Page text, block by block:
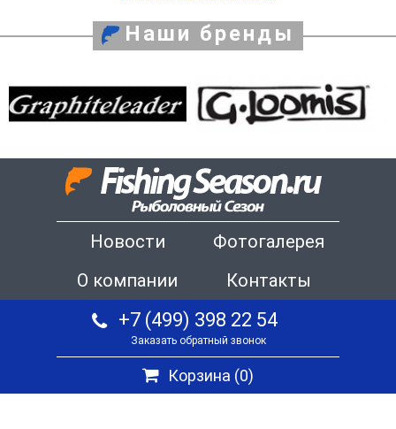
Наши бренды
Новости
Фотогалерея
О компании
Контакты
+7 (499) 398 22 54
Заказать обратный звонок
Корзина (0)